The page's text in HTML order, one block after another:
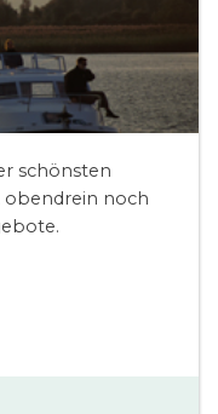
schönsten
obendrein noch